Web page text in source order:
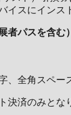
スにインス
者パスを含
全角スペー
決済のみとな